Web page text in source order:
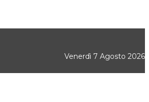
Venerdì 7 Agosto 2026